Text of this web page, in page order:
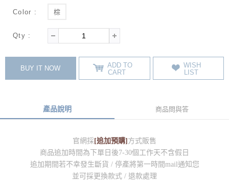
Color : 棕
Qty :
BUY IT NOW
ADD TO
CART
WISH
LIST
產品說明 商品問與答
官網採 [追加預購] 方式販售
商品追加時間為下單日後7-30個工作天不含假日
追加期間若不幸發生斷貨 / 停產將第一時間mail通知您
並可採更換款式 / 退款處理